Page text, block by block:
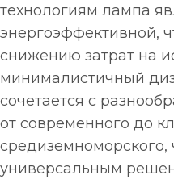
технологиям лампа
энергоэффективной,
снижению затрат на
минималистичный
сочетается с
от современного до
средиземноморского,
универсальным